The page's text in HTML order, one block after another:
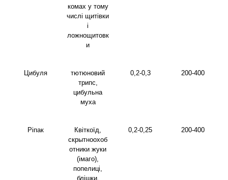
комах у тому
числі щитівки
і
ложнощитовк
и
Цибуля
тютюновий
трипс,
цибульна
муха
0,2-0,3 200-400
Ріпак
Квіткоїд,
скрытноохоб
отники жуки
(імаго),
попелиці,
блішки,
0,2-0,25 200-400